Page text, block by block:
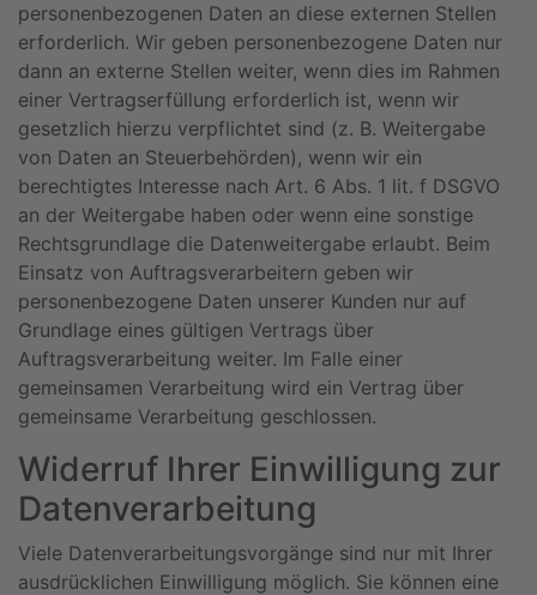
personenbezogenen Daten an diese externen Stellen
erforderlich. Wir geben personenbezogene Daten nur
dann an externe Stellen weiter, wenn dies im Rahmen
einer Vertragserfüllung erforderlich ist, wenn wir
gesetzlich hierzu verpflichtet sind (z. B. Weitergabe
von Daten an Steuerbehörden), wenn wir ein
berechtigtes Interesse nach Art. 6 Abs. 1 lit. f DSGVO
an der Weitergabe haben oder wenn eine sonstige
Rechtsgrundlage die Datenweitergabe erlaubt. Beim
Einsatz von Auftragsverarbeitern geben wir
personenbezogene Daten unserer Kunden nur auf
Grundlage eines gültigen Vertrags über
Auftragsverarbeitung weiter. Im Falle einer
gemeinsamen Verarbeitung wird ein Vertrag über
gemeinsame Verarbeitung geschlossen.
Widerruf Ihrer Einwilligung zur
Datenverarbeitung
Viele Datenverarbeitungsvorgänge sind nur mit Ihrer
ausdrücklichen Einwilligung möglich. Sie können eine